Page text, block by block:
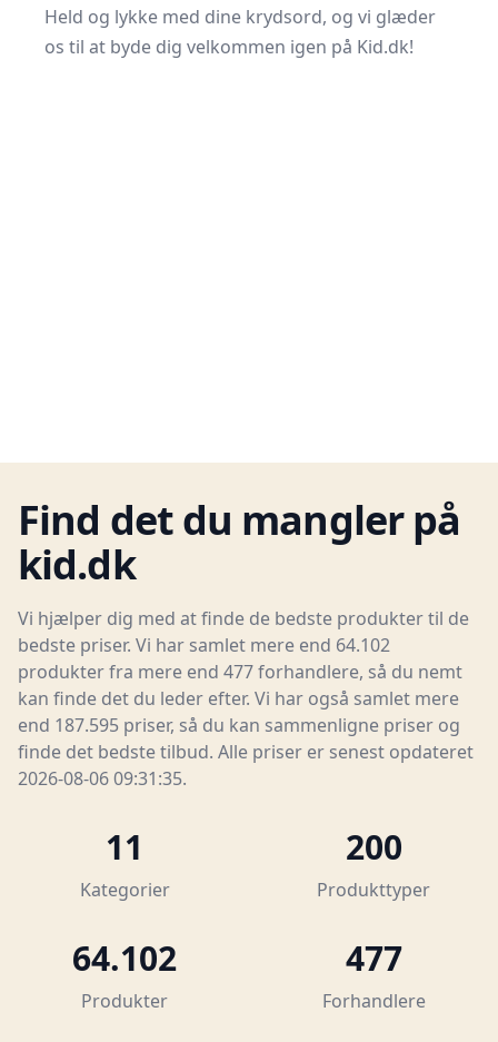
Held og lykke med dine krydsord, og vi glæder
os til at byde dig velkommen igen på Kid.dk!
Find det du mangler på
kid.dk
Vi hjælper dig med at finde de bedste produkter til de
bedste priser. Vi har samlet mere end 64.102
produkter fra mere end 477 forhandlere, så du nemt
kan finde det du leder efter. Vi har også samlet mere
end 187.595 priser, så du kan sammenligne priser og
finde det bedste tilbud. Alle priser er senest opdateret
2026-08-06 09:31:35.
11
Kategorier
200
Produkttyper
64.102
Produkter
477
Forhandlere